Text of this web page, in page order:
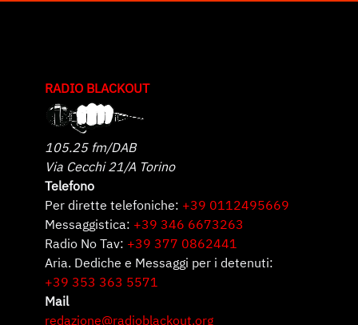
RADIO BLACKOUT
105.25 fm/DAB
Via Cecchi 21/A Torino
Telefono
Per dirette telefoniche: +39 0112495669
Messaggistica: +39 346 6673263
Radio No Tav: +39 377 0862441
Aria. Dediche e Messaggi per i detenuti:
+39 353 363 5571
Mail
redazione@radioblackout.org